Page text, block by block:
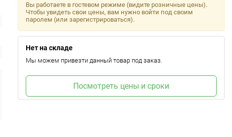
Вы работаете в гостевом режиме (видите розничные цены).
Чтобы увидеть свои цены, вам нужно войти под своим
паролем (или зарегистрироваться).
Нет на складе
Мы можем привезти данный товар под заказ.
Посмотреть цены и сроки